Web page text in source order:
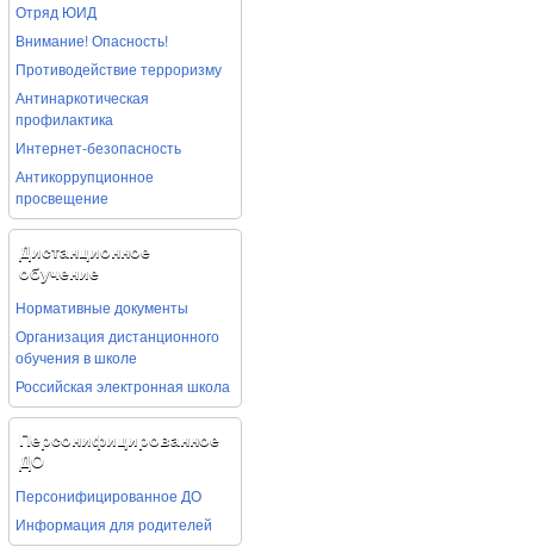
Отряд ЮИД
Внимание! Опасность!
Противодействие терроризму
Антинаркотическая
профилактика
Интернет-безопасность
Антикоррупционное
просвещение
Дистанционное
обучение
Нормативные документы
Организация дистанционного
обучения в школе
Российская электронная школа
Персонифицированное
ДО
Персонифицированное ДО
Информация для родителей